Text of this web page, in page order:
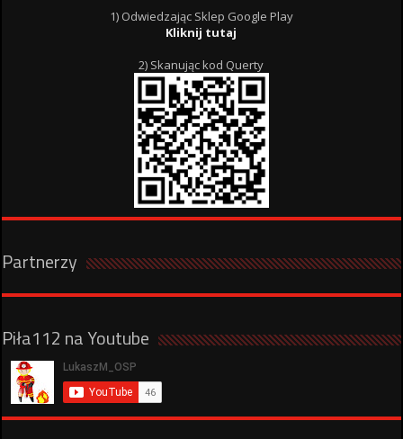
1) Odwiedzając Sklep Google Play
Kliknij tutaj
2) Skanując kod Querty
Partnerzy
Piła112 na Youtube